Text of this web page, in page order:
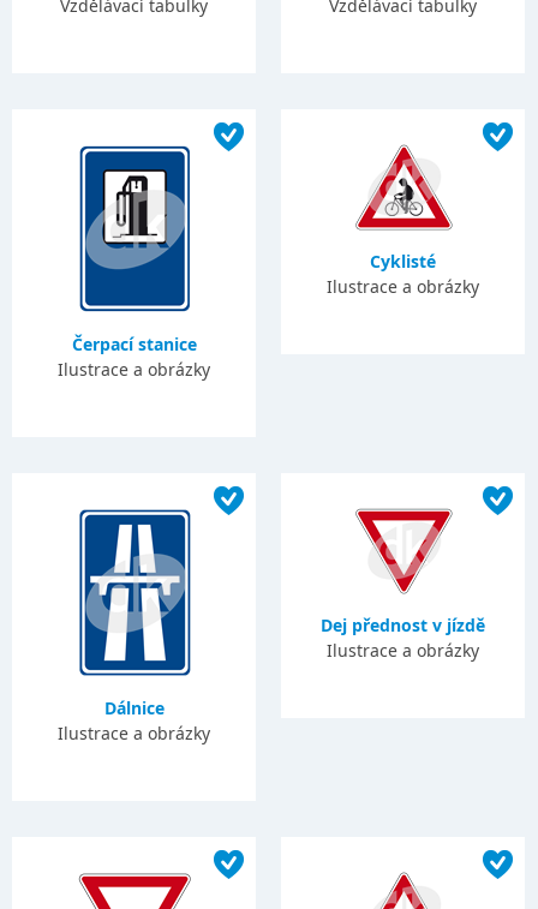
Vzdělávací tabulky
Vzdělávací tabulky
Čerpací stanice
Ilustrace a obrázky
Cyklisté
Ilustrace a obrázky
Dálnice
Ilustrace a obrázky
Dej přednost v jízdě
Ilustrace a obrázky